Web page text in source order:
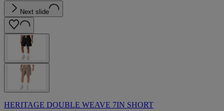
Next slide
HERITAGE DOUBLE WEAVE 7IN SHORT